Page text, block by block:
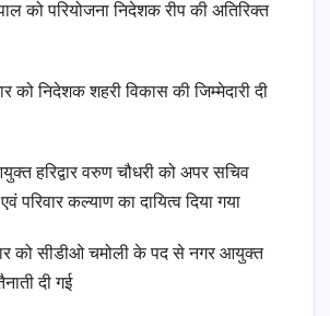
को परियोजना निदेशक रीप की अतिरिक्त
को निदेशक शहरी विकास की जिम्मेदारी दी
हरिद्वार वरुण चौधरी को अपर सचिव
परिवार कल्याण का दायित्व दिया गया
को सीडीओ चमोली के पद से नगर आयुक्त
दी गई